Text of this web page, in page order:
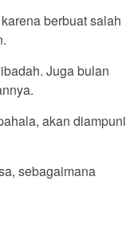
berbuat salah
Juga bulan
akan diampuni
sebagaimana